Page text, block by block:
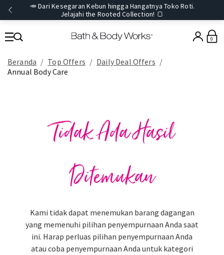
🥕 Dari Kesegaran Kebun hingga Hangatnya Toko Roti.
Jelajahi the Rooted Collection! 🍞
0
Beranda Top Offers
Daily Deal Offers
Annual Body Care
Tidak Ada Hasil
Ditemukan
Kami tidak dapat menemukan barang dagangan
yang memenuhi pilihan penyempurnaan Anda saat
ini. Harap perluas pilihan penyempurnaan Anda
atau coba penyempurnaan Anda untuk kategori